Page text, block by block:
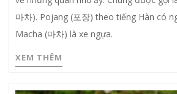
마차). Pojang (포장) theo tiếng Hàn có
Macha (마차) là xe ngựa.
XEM THÊM